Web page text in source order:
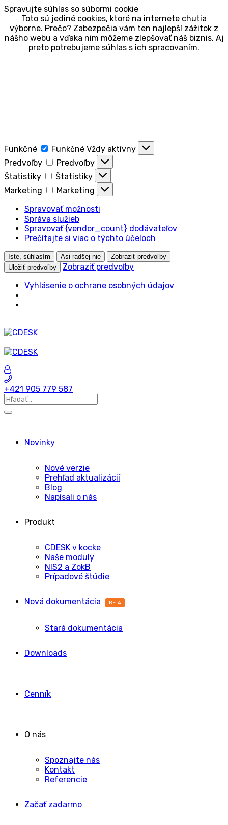
Spravujte súhlas so súbormi cookie
Toto sú jediné cookies, ktoré na internete chutia
výborne. Prečo? Zabezpečia vám ten najlepší zážitok z
nášho webu a vďaka nim môžeme zlepšovať náš biznis. Aj
preto potrebujeme súhlas s ich spracovaním.
Funkčné Funkčné Vždy aktívny
Predvoľby
Predvoľby
Štatistiky
Štatistiky
Marketing
Marketing
Spravovať možnosti
Správa služieb
Spravovať {vendor_count} dodávateľov
Prečítajte si viac o týchto účeloch
Iste, súhlasím Asi radšej nie
Zobraziť predvoľby
Uložiť predvoľby
Zobraziť predvoľby
Vyhlásenie o ochrane osobných údajov
+421 905 779 587
Novinky
Nové verzie
Prehľad aktualizácií
Blog
Napísali o nás
Produkt
CDESK v kocke
Naše moduly
NIS2 a ZokB
Prípadové štúdie
Nová dokumentácia BETA
Stará dokumentácia
Downloads
Cenník
O nás
Spoznajte nás
Kontakt
Referencie
Začať zadarmo